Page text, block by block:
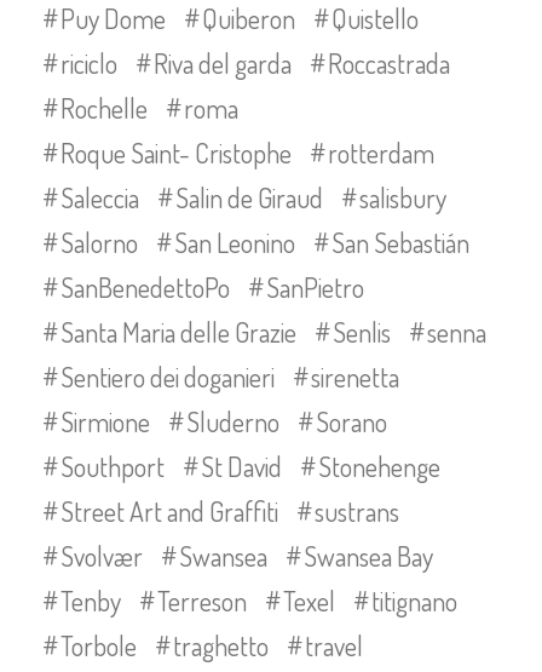
Puy Dome
Quiberon
Quistello
riciclo
Riva del garda
Roccastrada
Rochelle
roma
Roque Saint- Cristophe
rotterdam
Saleccia
Salin de Giraud
salisbury
Salorno
San Leonino
San Sebastián
SanBenedettoPo
SanPietro
Santa Maria delle Grazie
Senlis
senna
Sentiero dei doganieri
sirenetta
Sirmione
Sluderno
Sorano
Southport
St David
Stonehenge
Street Art and Graffiti
sustrans
Svolvær
Swansea
Swansea Bay
Tenby
Terreson Texel
titignano
Torbole
traghetto
travel